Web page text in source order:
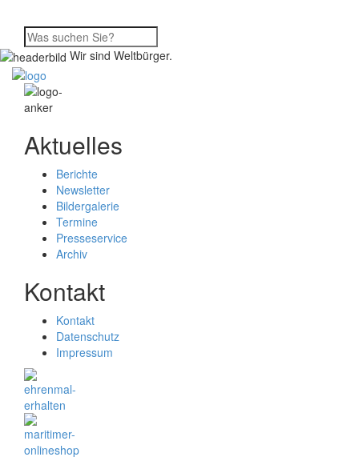
Wir sind Weltbürger.
Aktuelles
Berichte
Newsletter
Bildergalerie
Termine
Presseservice
Archiv
Kontakt
Kontakt
Datenschutz
Impressum